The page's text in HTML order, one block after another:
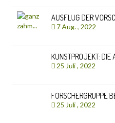
AUSFLUG DER
7 Aug. , 2022
KUNSTPROJEKT: DIE
25 Juli , 2022
FORSCHERGRUPPE
25 Juli , 2022